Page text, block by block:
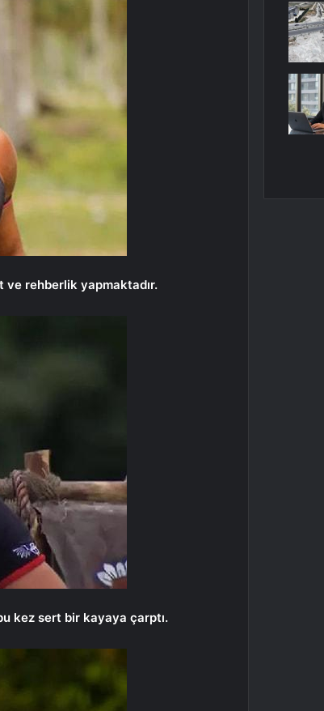
ve rehberlik yapmaktadır.
kez sert bir kayaya çarptı.